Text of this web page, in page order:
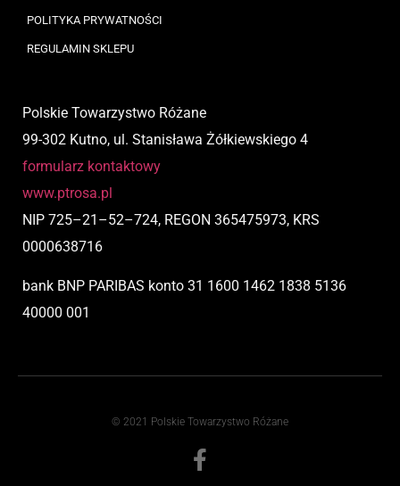
POLITYKA PRYWATNOŚCI
REGULAMIN SKLEPU
Polskie Towarzystwo Różane
99-302 Kutno, ul. Stanisława Żółkiewskiego 4
formularz kontaktowy
www.ptrosa.pl
NIP 725–21 –52–724, REGON 365475973, KRS
0000638716
bank BNP PARIBAS konto 31 1600 1462 1838 5136
40000 001
© 2021 Polskie Towarzystwo Różane